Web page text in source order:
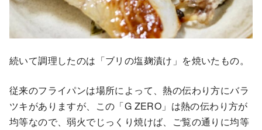
続いて調理したのは「ブリの塩麹漬け」を焼いたもの。
従来のフライパンは場所によって、熱の伝わり方にバラ
ツキがありますが、この「G ZERO」は熱の伝わり方が
均等なので、弱火でじっくり焼けば、ご覧の通りに均等